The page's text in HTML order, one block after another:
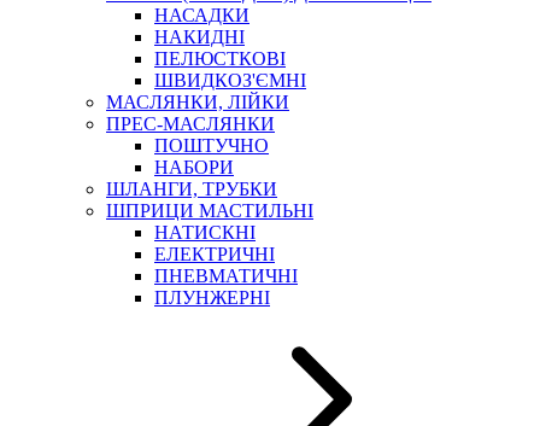
НАСАДКИ
НАКИДНІ
ПЕЛЮСТКОВІ
ШВИДКОЗ'ЄМНІ
МАСЛЯНКИ, ЛІЙКИ
ПРЕС-МАСЛЯНКИ
ПОШТУЧНО
НАБОРИ
ШЛАНГИ, ТРУБКИ
ШПРИЦИ МАСТИЛЬНІ
НАТИСКНІ
ЕЛЕКТРИЧНІ
ПНЕВМАТИЧНІ
ПЛУНЖЕРНІ